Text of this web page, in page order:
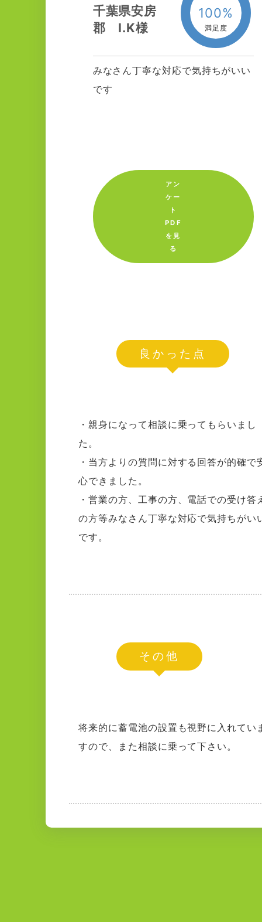
千葉県安房
郡 I.K様
100%
満足度
みなさん丁寧な対応で気持ちがいい
です
アン
ケー
ト
PDF
を見
る
良かった点
・親身になって相談に乗ってもらいまし
た。
・当方よりの質問に対する回答が的確で
心できました。
・営業の方、工事の方、電話での受け答
の方等みなさん丁寧な対応で気持ちがい
です。
その他
将来的に蓄電池の設置も視野に入れてい
すので、また相談に乗って下さい。